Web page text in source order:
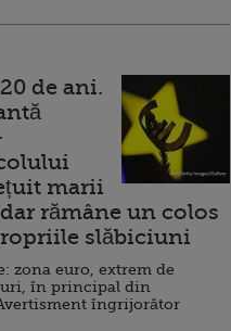
de ani.
marii
rămâne un colos
slăbiciuni
zona euro, extrem de
în principal din
îngrijorător